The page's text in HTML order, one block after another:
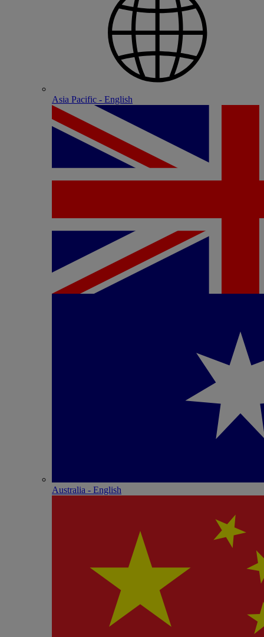
Asia Pacific - English
Australia - English